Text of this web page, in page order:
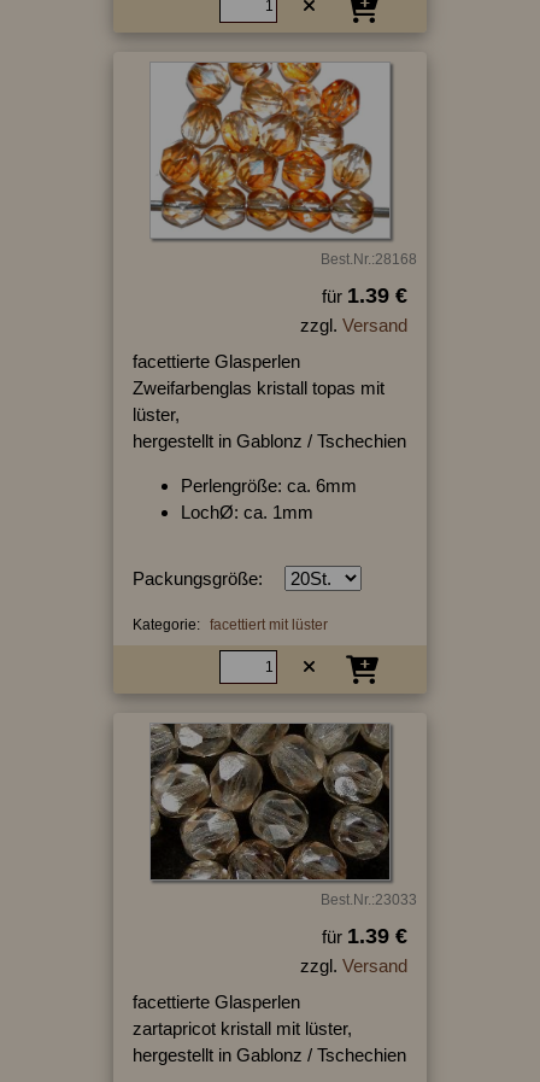
Best.Nr.:28168
für 1.39 €
zzgl. Versand
facettierte Glasperlen
Zweifarbenglas kristall topas mit
lüster,
hergestellt in Gablonz / Tschechien
Perlengröße: ca. 6mm
LochØ: ca. 1mm
Packungsgröße:
Kategorie: facettiert mit lüster
Best.Nr.:23033
für 1.39 €
zzgl. Versand
facettierte Glasperlen
zartapricot kristall mit lüster,
hergestellt in Gablonz / Tschechien